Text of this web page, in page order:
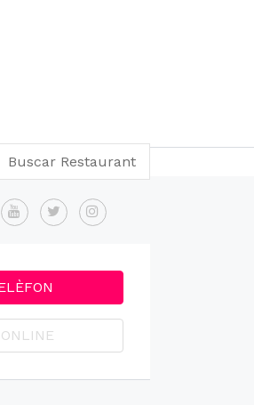
Buscar Restaurant
ONLINE